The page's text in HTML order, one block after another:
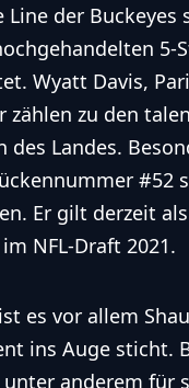
Line der Buckeyes
5-
Wyatt Davis,
zählen zu den
des Landes.
#52
Er gilt derzeit
NFL-Draft 2021.
es vor allem
ins Auge sticht.
anderem für